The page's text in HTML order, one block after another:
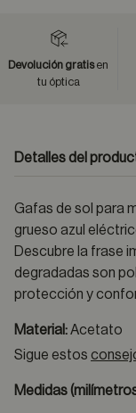
Devolución gratisen
tu óptica
Detalles del
Gafas de sol para
grueso azul
Descubre la frase
degradadas son
protección y
Material:Acetato
Sigue estos
Medidas